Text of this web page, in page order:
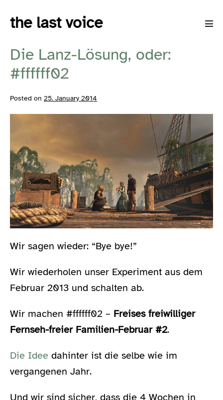
the last voice
Die Lanz-Lösung, oder:
#ffffff02
Posted on 25. January 2014
Wir sagen wieder: “Bye bye!”
Wir wiederholen unser Experiment aus dem
Februar 2013 und schalten ab.
Wir machen #ffffff02 – Freises freiwilliger
Fernseh-freier Familien-Februar #2.
Die Idee dahinter ist die selbe wie im
vergangenen Jahr.
Und wir sind sicher, dass die 4 Wochen in